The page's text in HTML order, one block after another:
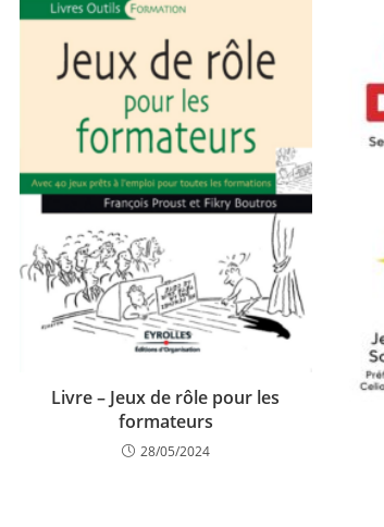
Livre – Jeux de rôle pour les
formateurs
28/05/2024